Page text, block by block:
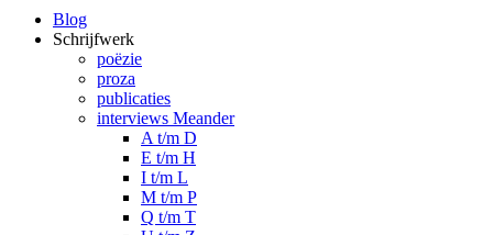
Blog
Schrijfwerk
poëzie
proza
publicaties
interviews Meander
A t/m D
E t/m H
I t/m L
M t/m P
Q t/m T